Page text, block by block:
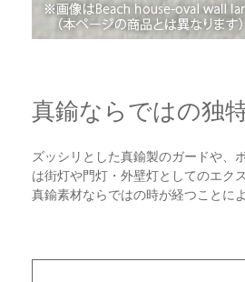
真鍮ならではの独
ズッシリとした真鍮製のガードや、
は街灯や門灯・外壁灯としてのエク
真鍮素材ならではの時が経つことに